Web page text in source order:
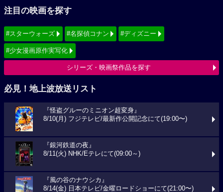
注目の映画を探す
#スターウォーズ #名探偵コナン #ディズニー
#少女漫画原作実写化
シリーズ・映画祭作品を探す
必見！地上波放送リスト
『怪盗グルーのミニオン超変身』
8/10(月) フジテレビ/最新作公開記念にて(19:00〜)
『銀河鉄道の夜』
8/11(火) NHK/Eテレにて(09:00～)
『風の谷のナウシカ』
8/14(金) 日本テレビ/金曜ロードショーにて(21:00〜)